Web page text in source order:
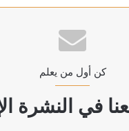
مواقع في الأردن
كن أول من يعلم
في النشرة